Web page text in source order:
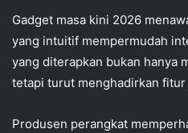
Gadget masa kini 2026
yang intuitif mempermudah
yang diterapkan bukan hanya
tetapi turut menghadirkan
Produsen perangkat